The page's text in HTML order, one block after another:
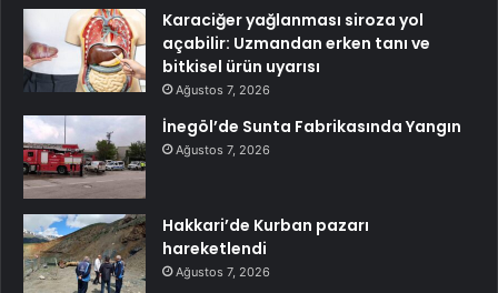
Karaciğer yağlanması siroza yol
açabilir: Uzmandan erken tanı ve
bitkisel ürün uyarısı
Ağustos 7, 2026
İnegöl’de Sunta Fabrikasında Yangın
Ağustos 7, 2026
Hakkari’de Kurban pazarı
hareketlendi
Ağustos 7, 2026